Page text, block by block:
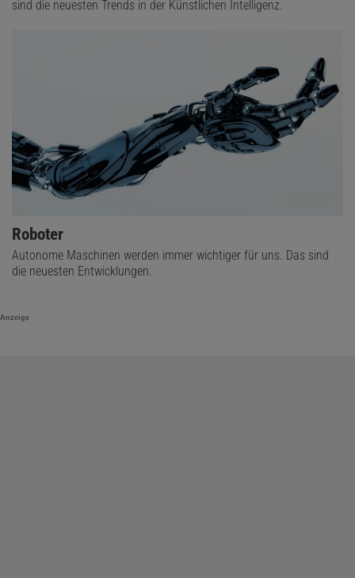
sind die neuesten Trends in der Künstlichen Intelligenz.
Roboter
Autonome Maschinen werden immer wichtiger für uns. Das sind
die neuesten Entwicklungen.
Anzeige